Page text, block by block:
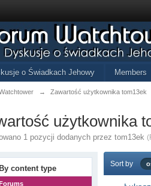
o Świadkach Jehowy Members
→ Zawartość użytkownika tom13ek
użytkownika
1 pozycji dodanych przez tom13ek
By content type Sort by